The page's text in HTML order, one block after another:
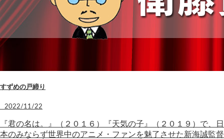
すずめの戸締り
2022/11/22
『君の名は。』（２０１６）『天気の子』（２０１９）で、日
本のみならず世界中のアニメ・ファンを魅了させた新海誠監督